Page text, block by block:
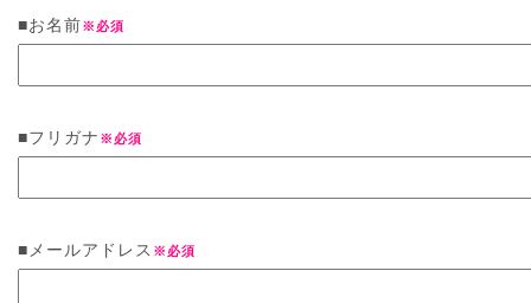
■お名前※必須
■フリガナ ※必須
■ メールアドレス ※必須